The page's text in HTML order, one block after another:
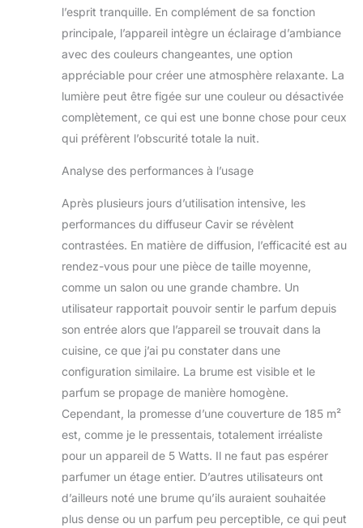
contrôle. Vous
pouvez voir
intuitivement le
mode de
fonctionnement de
la machine et régler
et ajuster le temps
de travail. Naturel,
sain et sûr : Cavir
technologie
spéciale de
pulvérisation par
condensation pour
élargir le parfum et
éviter la dilution de
l'huile essentielle
permet de sentir le
parfum le plus réel.
Contrairement à la
machine
traditionnelle, vous
n'avez pas besoin
d'ajouter de l'huile
essentielle tous les
le liquide résiduel
tous les jours. Ainsi,
vous pouvez vivre
l’esprit tranquille. En complément de sa fonction
principale, l’appareil intègre un éclairage d’ambiance
avec des couleurs changeantes, une option
appréciable pour créer une atmosphère relaxante. La
lumière peut être figée sur une couleur ou désactivée
complètement, ce qui est une bonne chose pour ceux
qui préfèrent l’obscurité totale la nuit.
Analyse des performances à l’usage
Après plusieurs jours d’utilisation intensive, les
performances du diffuseur Cavir se révèlent
contrastées. En matière de diffusion, l’efficacité est au
rendez-vous pour une pièce de taille moyenne,
comme un salon ou une grande chambre. Un
utilisateur rapportait pouvoir sentir le parfum depuis
son entrée alors que l’appareil se trouvait dans la
cuisine, ce que j’ai pu constater dans une
configuration similaire. La brume est visible et le
parfum se propage de manière homogène.
Cependant, la promesse d’une couverture de 185 m²
est, comme je le pressentais, totalement irréaliste
pour un appareil de 5 Watts. Il ne faut pas espérer
parfumer un étage entier. D’autres utilisateurs ont
d’ailleurs noté une brume qu’ils auraient souhaitée
plus dense ou un parfum peu perceptible, ce qui peut